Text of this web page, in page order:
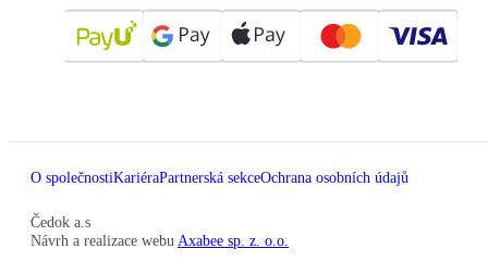
O společnostiKariéraPartnerská sekceOchrana osobních údajů
Čedok a.s
Návrh a realizace webu Axabee sp. z. o.o.